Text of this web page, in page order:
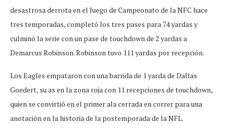
desastrosa derrota en el Juego de Campeonato de la NFC hace
tres temporadas, completó los tres pases para 74 yardas y
culminó la serie con un pase de touchdown de 2 yardas a
Demarcus Robinson. Robinson tuvo 111 yardas por recepción.
Los Eagles empataron con una barrida de 1 yarda de Dallas
Goedert, su as en la zona roja con 11 recepciones de touchdown,
quien se convirtió en el primer ala cerrada en correr para una
anotación en la historia de la postemporada de la NFL.